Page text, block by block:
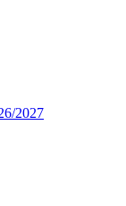
2027